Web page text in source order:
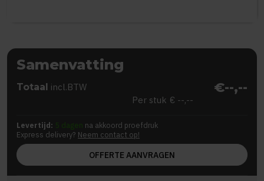
Samenvatting
Totaal incl.BTW €--,--
Per stuk € --,--
Levertijd: 5 dagen na akkoord proefdruk
Express delivery? Neem contact op!
OFFERTE AANVRAGEN